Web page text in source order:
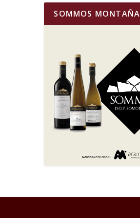
SOMMOS MONTAÑA